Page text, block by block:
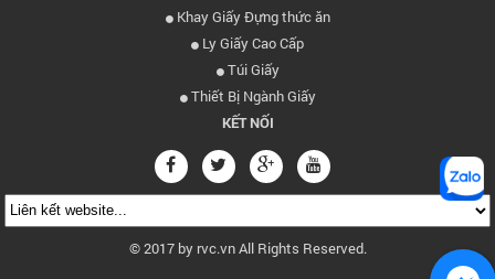
Khay Giấy Đựng thức ăn
Ly Giấy Cao Cấp
Túi Giấy
Thiết Bị Ngành Giấy
KẾT NỐI
© 2017 by rvc.vn All Rights Reserved.